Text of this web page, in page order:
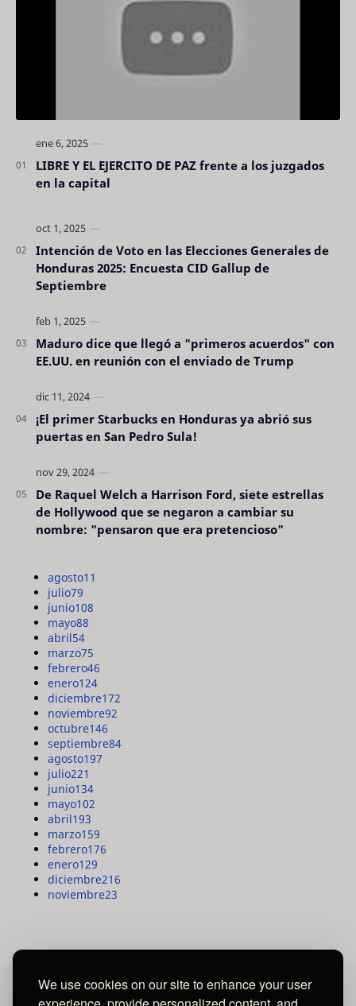
We use cookies on our site to enhance your user
LIBRE Y EL EJERCITO DE PAZ frente a los juzgados
en la capital
Intención de Voto en las Elecciones Generales de
Honduras 2025: Encuesta CID Gallup de
Septiembre
Maduro dice que llegó a "primeros acuerdos" con
EE.UU. en reunión con el enviado de Trump
¡El primer Starbucks en Honduras ya abrió sus
puertas en San Pedro Sula!
De Raquel Welch a Harrison Ford, siete estrellas
de Hollywood que se negaron a cambiar su
nombre: "pensaron que era pretencioso"
agosto11
julio79
junio108
mayo88
abril54
marzo75
febrero46
enero124
diciembre172
noviembre92
octubre146
septiembre84
agosto197
julio221
junio134
mayo102
abril193
marzo159
febrero176
enero129
diciembre216
noviembre23